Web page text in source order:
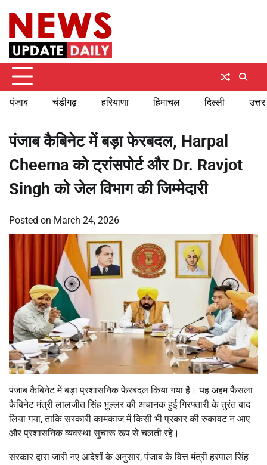
content
पंजाब चंडीगढ़ हरियाणा हिमाचल दिल्ली
पंजाब कैबिनेट में बड़ा फेरबदल, Harpal
Cheema को ट्रांसपोर्ट और Dr. Ravjot
Singh को जेल विभाग की जिम्मेदारी
Posted on March 24, 2026
पंजाब कैबिनेट में बड़ा प्रशासनिक फेरबदल किया गया है। यह अहम फैसला
कैबिनेट मंत्री लालजीत सिंह भुल्लर की अचानक हुई गिरफ्तारी के तुरंत बाद
लिया गया, ताकि सरकारी कामकाज में किसी भी प्रकार की रुकावट न आए
और प्रशासनिक व्यवस्था सुचारू रूप से चलती रहे।
सरकार द्वारा जारी नए आदेशों के अनुसार, पंजाब के वित्त मंत्री हरपाल सिंह